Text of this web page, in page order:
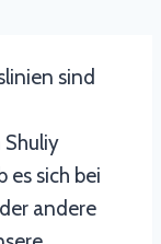
sind
es sich bei
andere